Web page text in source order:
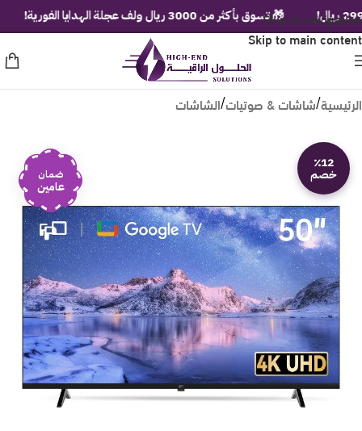
Skip to navigation
Skip to main content
الرئيسية/شاشات & صوتيات/الشاشات
٪12
خصم ضمان
عامين
🎁 تسوق بأكثر من 3000 ريال ولف عجلة الهدايا الفورية!